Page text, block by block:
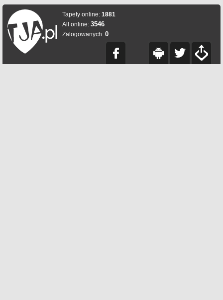
Tapety online: 1881
All online: 3546
Zalogowanych: 0